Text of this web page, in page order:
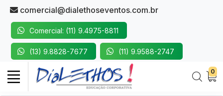
comercial@dialethoseventos.com.br
Comercial: (11) 9.4975-8811
(13) 9.8828-7677 (11) 9.9588-2747
0